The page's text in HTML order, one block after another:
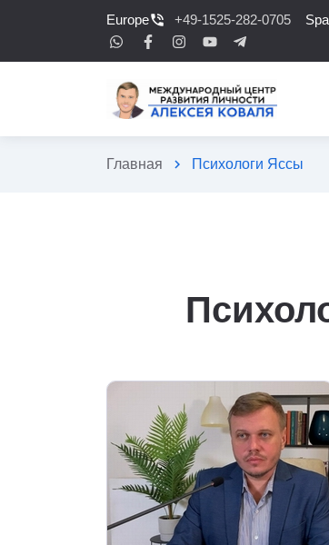
Europephone_in_talk +49-1525-282-0705
Главная chevron_right Психологи Яссы